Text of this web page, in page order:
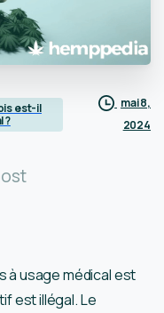
est-il
?
mai 8,
2024
à usage médical est
est illégal. Le